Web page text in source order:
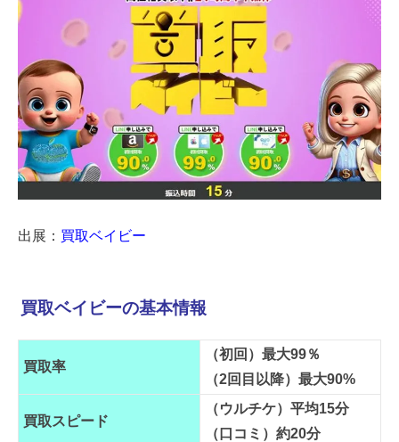
出展： 買取ベイビー
買取ベイビーの基本情報
買取率
（初回）最大99％
（2回目以降）最大90%
買取スピード
（ウルチケ）平均15分
（口コミ）約20分